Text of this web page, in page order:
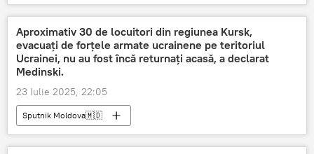
Aproximativ 30 de locuitori din regiunea Kursk,
evacuați de forțele armate ucrainene pe teritoriul
Ucrainei, nu au fost încă returnați acasă, a declarat
Medinski.
23 Iulie 2025, 22:05
Sputnik Moldova🇲🇩